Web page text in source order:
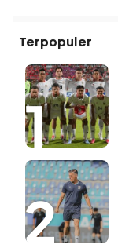
Terpopuler